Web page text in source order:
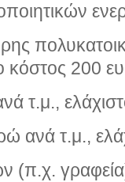
κόστος 200
τ.μ.,
ανά τ.μ.,
(π.χ.